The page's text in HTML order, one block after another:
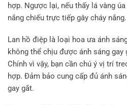
hợp. Ngược lại, nếu thấy lá vàng
nắng chiếu trực tiếp gây cháy nắng.
Lan hồ điệp là loại hoa ưa ánh
không thể chịu được ánh sáng
Chính vì vậy, bạn cần chú ý vị trí
hợp. Đảm bảo cung cấp đủ ánh
gay gắt.